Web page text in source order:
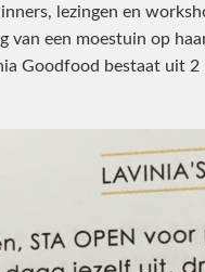
lezingen en
van een moestuin op
Goodfood bestaat uit 2